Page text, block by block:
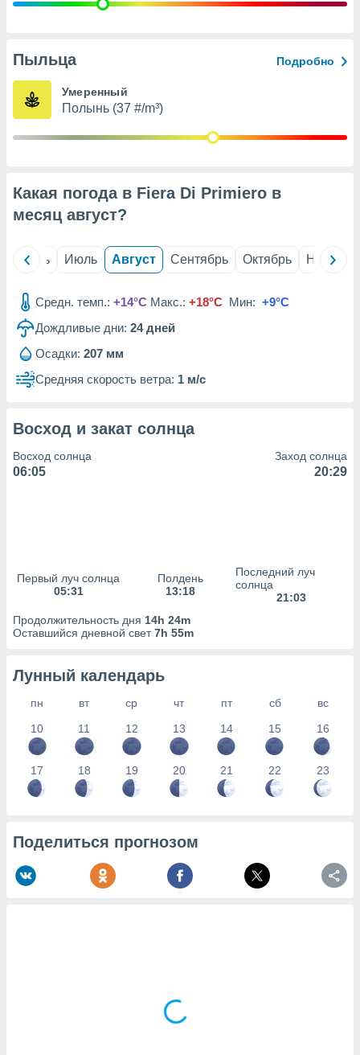
рекламы
сведения
1199
Пыльца Подробно
Умеренный
Полынь (37 #/m³)
Какая погода в Fiera Di Primiero в
месяц август?
Июнь Июль Август Сентябрь Октябрь Ноябрь
Средн. темп.: +14°C Макс.: +18°C Мин: +9°C
Дождливые дни: 24дней
Осадки: 207 мм
Средняя скорость ветра: 1 м/с
Восход и закат солнца
Восход солнца
06:05
Заход солнца
20:29
Первый луч солнца
05:31
Полдень
13:18
Последний луч
солнца
21:03
Продолжительность дня 14h 24m
Оставшийся дневной свет7h 55m
Лунный календарь
пн вт ср чт пт сб
вс
10
11 12 13 14 15 16
17 18 19 20 21 22 23
Поделиться прогнозом